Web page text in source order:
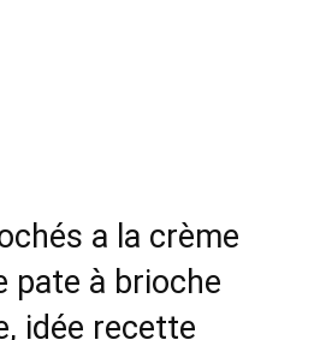
a la crème
pate à brioche
idée recette